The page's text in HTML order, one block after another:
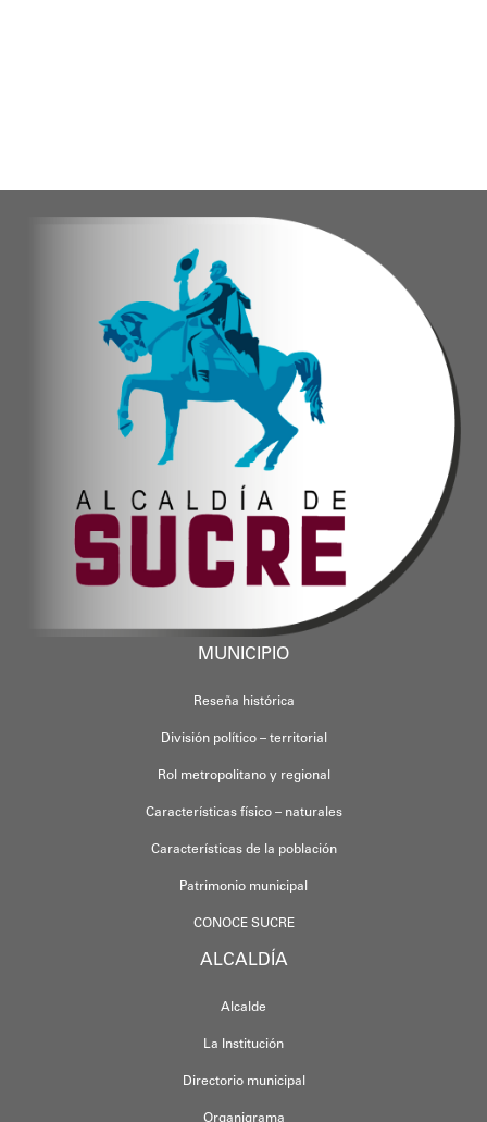
MUNICIPIO
Reseña histórica
División político – territorial
Rol metropolitano y regional
Características físico – naturales
Características de la población
Patrimonio municipal
CONOCE SUCRE
ALCALDÍA
Alcalde
La Institución
Directorio municipal
Organigrama